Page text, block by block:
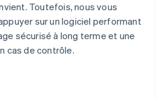
Toutefois, nous vous
sur un logiciel performant
sécurisé à long terme et une
cas de contrôle.